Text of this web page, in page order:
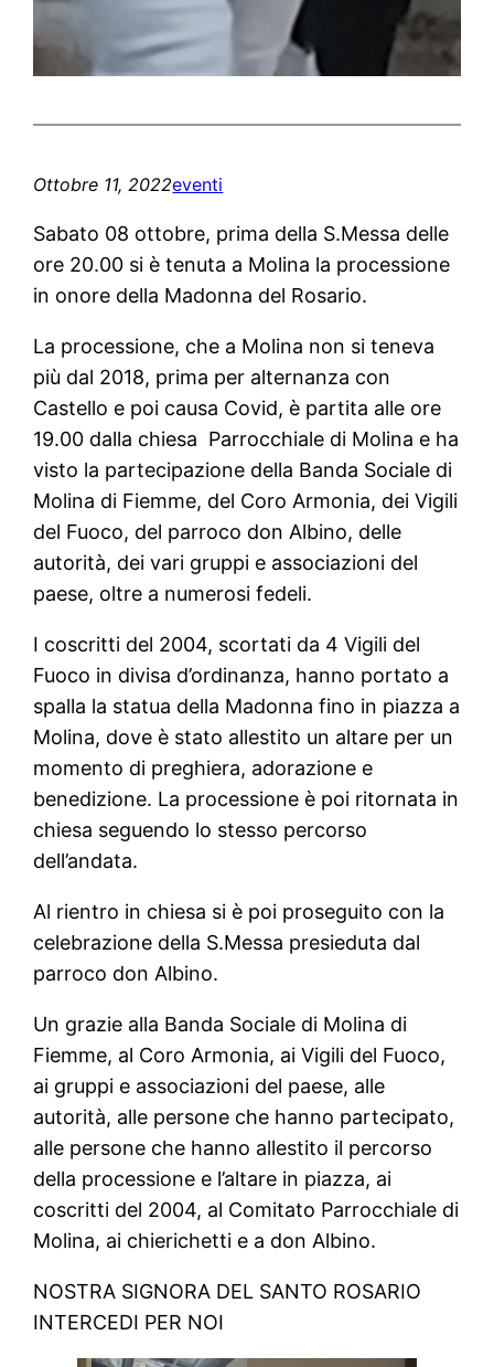
Ottobre 11, 2022eventi
Sabato 08 ottobre, prima della S.Messa delle
ore 20.00 si è tenuta a Molina la processione
in onore della Madonna del Rosario.
La processione, che a Molina non si teneva
più dal 2018, prima per alternanza con
Castello e poi causa Covid, è partita alle ore
19.00 dalla chiesa Parrocchiale di Molina e ha
visto la partecipazione della Banda Sociale di
Molina di Fiemme, del Coro Armonia, dei Vigili
del Fuoco, del parroco don Albino, delle
autorità, dei vari gruppi e associazioni del
paese, oltre a numerosi fedeli.
I coscritti del 2004, scortati da 4 Vigili del
Fuoco in divisa d’ordinanza, hanno portato a
spalla la statua della Madonna fino in piazza a
Molina, dove è stato allestito un altare per un
momento di preghiera, adorazione e
benedizione. La processione è poi ritornata in
chiesa seguendo lo stesso percorso
dell’andata.
Al rientro in chiesa si è poi proseguito con la
celebrazione della S.Messa presieduta dal
parroco don Albino.
Un grazie alla Banda Sociale di Molina di
Fiemme, al Coro Armonia, ai Vigili del Fuoco,
ai gruppi e associazioni del paese, alle
autorità, alle persone che hanno partecipato,
alle persone che hanno allestito il percorso
della processione e l’altare in piazza, ai
coscritti del 2004, al Comitato Parrocchiale di
Molina, ai chierichetti e a don Albino.
NOSTRA SIGNORA DEL SANTO ROSARIO
INTERCEDI PER NOI